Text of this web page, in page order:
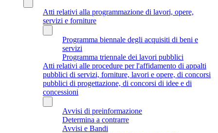
Atti relativi alla programmazione di lavori, opere,
servizi e forniture
Programma biennale degli acquisiti di beni e
servizi
Programma triennale dei lavori pubblici
Atti relativi alle procedure per l'affidamento di appalti
pubblici di servizi, forniture, lavori e opere, di concorsi
pubblici di progettazione, di concorsi di idee e di
concessioni
Avvisi di preinformazione
Determina a contrarre
Avvisi e Bandi